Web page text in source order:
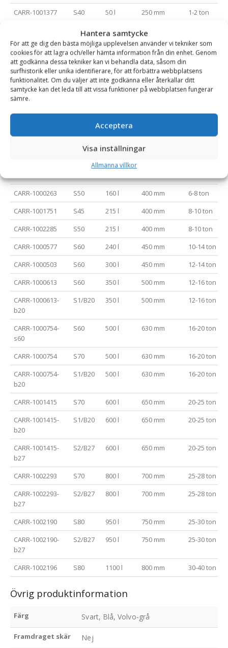
Hantera samtycke
För att ge dig den bästa möjliga upplevelsen använder vi tekniker som
cookies för att lagra och/eller hämta information från din enhet. Genom
att godkänna dessa tekniker kan vi behandla data, såsom din
surfhistorik eller unika identifierare, för att förbättra webbplatsens
funktionalitet. Om du väljer att inte godkänna eller återkallar ditt
samtycke kan det leda till att vissa funktioner på webbplatsen fungerar
sämre.
Acceptera
Visa inställningar
Allmänna villkor
CARR-1001377 S40 50 l 250 mm
1-2 ton
S40 75 l 300 mm
CARR-1001349
S40 100 l 300 mm
3-4 ton
CARR-1001339
S40 120 l 350 mm
CARR-1000257-
s40
S40 130 l 400 mm 6 ton
CARR-1000257 S45 130 l 400 mm
6 ton
130 l
S40 160 l 400 mm
CARR-1000263
S50 160 l 400 mm
6-8 ton
CARR-1001751
S45 215 l 400 mm
8-10 ton
CARR-1002285
S50 215 l 400 mm
8-10 ton
CARR-1000577
S60 240 l 450 mm
10-14 ton
CARR-1000503
S60 300 l 450 mm
12-14 ton
CARR-1000613
S60 350 l 500 mm
12-16 ton
CARR-1000613-
b20
S1/B20 350 l 500 mm 12-16 ton
CARR-1000754-
s60
S60 500 l 630 mm 16-20 ton
CARR-1000754 S70 500 l 630 mm
16-20 ton
CARR-1000754-
b20
S1/B20 500 l 630 mm 16-20 ton
CARR-1001415 S70 600 l 650 mm
20-25 ton
CARR-1001415-
b20
S1/B20 600 l 650 mm 20-25 ton
CARR-1001415-
b27
S2/B27 600 l 650 mm 20-25 ton
CARR-1002293 S70 800 l 700 mm
25-28 ton
CARR-1002293-
b27
S2/B27 800 l 700 mm 25-28 ton
CARR-1002190 S80 950 l 750 mm
25-30 ton
CARR-1002190-
b27
S2/B27 950 l 750 mm 25-30 ton
CARR-1002196 S80 1100 l 800 mm 30-40 ton
Övrig produktinformation
Färg Svart, Blå, Volvo-grå
Framdraget skär Nej